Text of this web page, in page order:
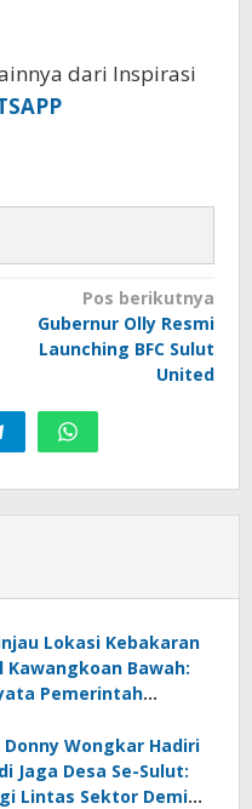
dari Inspirasi
Pos berikutnya
Gubernur Olly Resmi
Launching BFC Sulut
United
Lokasi Kebakaran
Kawangkoan Bawah:
Pemerintah
Wongkar Hadiri
Jaga Desa Se-Sulut:
Lintas Sektor Demi